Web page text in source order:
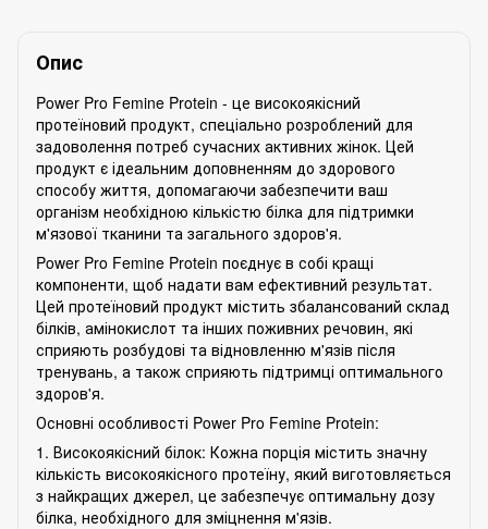
Опис
Power Pro Femine Protein - це високоякісний
протеїновий продукт, спеціально розроблений для
задоволення потреб сучасних активних жінок. Цей
продукт є ідеальним доповненням до здорового
способу життя, допомагаючи забезпечити ваш
організм необхідною кількістю білка для підтримки
м'язової тканини та загального здоров'я.
Power Pro Femine Protein поєднує в собі кращі
компоненти, щоб надати вам ефективний результат.
Цей протеїновий продукт містить збалансований склад
білків, амінокислот та інших поживних речовин, які
сприяють розбудові та відновленню м'язів після
тренувань, а також сприяють підтримці оптимального
здоров'я.
Основні особливості Power Pro Femine Protein:
1. Високоякісний білок: Кожна порція містить значну
кількість високоякісного протеїну, який виготовляється
з найкращих джерел, це забезпечує оптимальну дозу
білка, необхідного для зміцнення м'язів.